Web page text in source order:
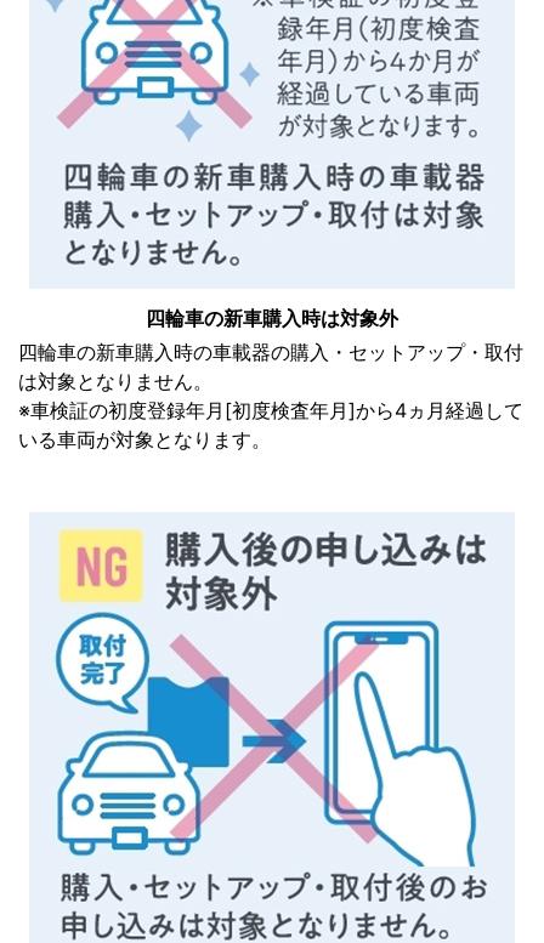
四輪車の新車購入時は対象外
四輪車の新車購入時の車載器の購入・セットアップ・取付
は対象となりません。
※車検証の初度登録年月[初度検査年月]から4ヵ月経過して
いる車両が対象となります。